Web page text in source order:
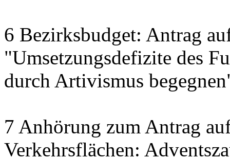
6 Bezirksbudget: Antrag
"Umsetzungsdefizite des
durch Artivismus
7 Anhörung zum Antrag
Verkehrsflächen: